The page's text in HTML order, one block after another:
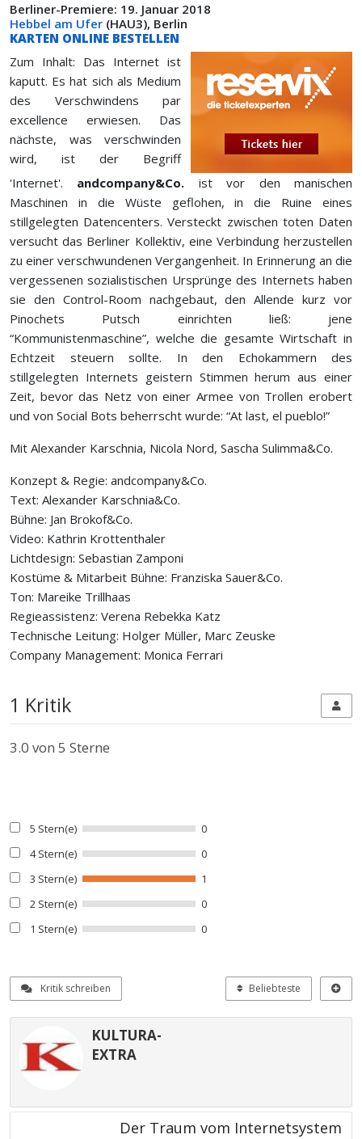
Berliner-Premiere: 19. Januar 2018
Hebbel am Ufer (HAU3), Berlin
KARTEN ONLINE BESTELLEN
Zum Inhalt: Das Internet ist
kaputt. Es hat sich als Medium
des Verschwindens par
excellence erwiesen. Das
nächste, was verschwinden
wird, ist der Begriff
'Internet'. andcompany&Co. ist vor den manischen
Maschinen in die Wüste geflohen, in die Ruine eines
stillgelegten Datencenters. Versteckt zwischen toten Daten
versucht das Berliner Kollektiv, eine Verbindung herzustellen
zu einer verschwundenen Vergangenheit. In Erinnerung an die
vergessenen sozialistischen Ursprünge des Internets haben
sie den Control-Room nachgebaut, den Allende kurz vor
Pinochets Putsch einrichten ließ: jene
“Kommunistenmaschine”, welche die gesamte Wirtschaft in
Echtzeit steuern sollte. In den Echokammern des
stillgelegten Internets geistern Stimmen herum aus einer
Zeit, bevor das Netz von einer Armee von Trollen erobert
und von Social Bots beherrscht wurde: “At last, el pueblo!”
Mit Alexander Karschnia, Nicola Nord, Sascha Sulimma&Co.
Konzept & Regie: andcompany&Co.
Text: Alexander Karschnia&Co.
Bühne: Jan Brokof&Co.
Video: Kathrin Krottenthaler
Lichtdesign: Sebastian Zamponi
Kostüme & Mitarbeit Bühne: Franziska Sauer&Co.
Ton: Mareike Trillhaas
Regieassistenz: Verena Rebekka Katz
Technische Leitung: Holger Müller, Marc Zeuske
Company Management: Monica Ferrari
1 Kritik
3.0 von 5 Sterne
5 Stern(e)
0
4 Stern(e)
0
3 Stern(e)
1
2 Stern(e)
0
1 Stern(e)
0
Kritik schreiben Beliebteste
KULTURA-
EXTRA
Der Traum vom Internetsystem